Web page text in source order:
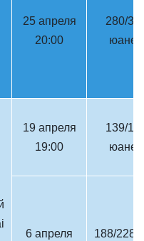
25 апреля
20:00
280/
юаней
19 апреля
19:00
139/
юаней
6 апреля
188/228/